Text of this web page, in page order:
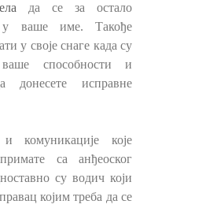
да се за остало
у ваше име. Такође
у своје снаге када су
способности и
донесете исправне
комуникације које
са анђеоског
су водич који
којим треба да се